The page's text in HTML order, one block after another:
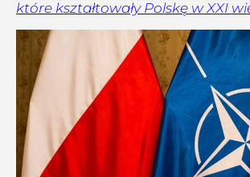
które kształtowały Polskę w XXI